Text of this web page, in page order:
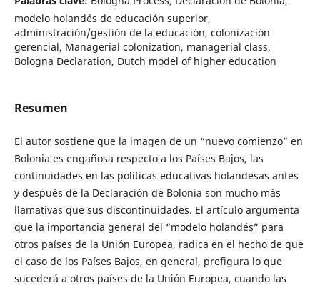
modelo holandés de educación superior,
administración/gestión de la educación, colonización
gerencial, Managerial colonization, managerial class,
Bologna Declaration, Dutch model of higher education
Resumen
El autor sostiene que la imagen de un “nuevo comienzo” en
Bolonia es engañosa respecto a los Países Bajos, las
continuidades en las políticas educativas holandesas antes
y después de la Declaración de Bolonia son mucho más
llamativas que sus discontinuidades. El artículo argumenta
que la importancia general del “modelo holandés” para
otros países de la Unión Europea, radica en el hecho de que
el caso de los Países Bajos, en general, prefigura lo que
sucederá a otros países de la Unión Europea, cuando las